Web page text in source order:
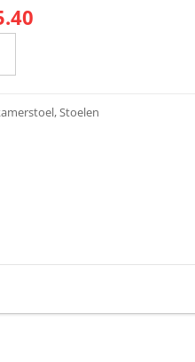
,Stoelen